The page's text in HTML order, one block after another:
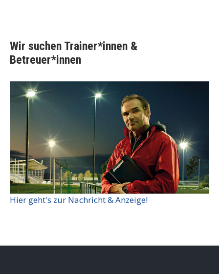
Wir suchen Trainer*innen &
Betreuer*innen
Hier geht's zur Nachricht & Anzeige!